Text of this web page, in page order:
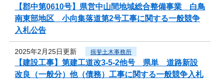
【郡中第0610号】県営中山間地域総合整備事業 白鳥
南東部地区 小向集落道第2号工事に関する一般競争
入札公告
2025年2月25日更新 揖斐土木事務所
【建設工事】第建工道改3-5-2他号 県単 道路新設
改良（一般分）他（債務）工事に関する一般競争入札